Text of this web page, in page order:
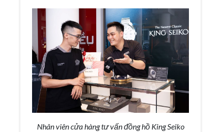
Nhân viên cửa hàng tư vấn đồng hồ King Seiko